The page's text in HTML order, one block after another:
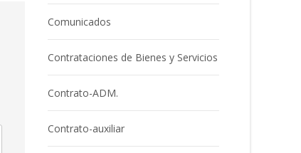
Comunicados
Contrataciones de Bienes y Servicios
Contrato-ADM.
Contrato-auxiliar